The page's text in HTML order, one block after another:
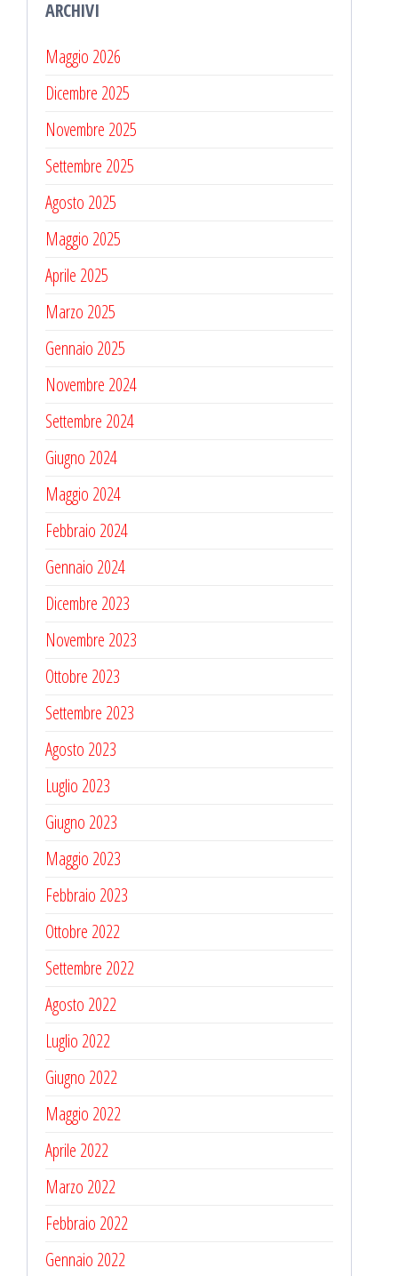
ARCHIVI
Maggio 2026
Dicembre 2025
Novembre 2025
Settembre 2025
Agosto 2025
Maggio 2025
Aprile 2025
Marzo 2025
Gennaio 2025
Novembre 2024
Settembre 2024
Giugno 2024
Maggio 2024
Febbraio 2024
Gennaio 2024
Dicembre 2023
Novembre 2023
Ottobre 2023
Settembre 2023
Agosto 2023
Luglio 2023
Giugno 2023
Maggio 2023
Febbraio 2023
Ottobre 2022
Settembre 2022
Agosto 2022
Luglio 2022
Giugno 2022
Maggio 2022
Aprile 2022
Marzo 2022
Febbraio 2022
Gennaio 2022